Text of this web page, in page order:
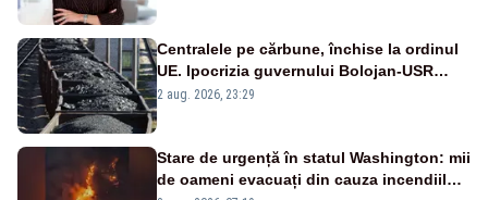
Centralele pe cărbune, închise la ordinul
UE. Ipocrizia guvernului Bolojan-USR
după starea de alertă
2 aug. 2026, 23:29
Stare de urgență în statul Washington: mii
de oameni evacuați din cauza incendiilor